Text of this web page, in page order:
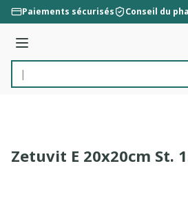
Aller au contenu
Paiements sécurisés Conseil du
Menu
Rechercher
Zetuvit E 20x20cm St.